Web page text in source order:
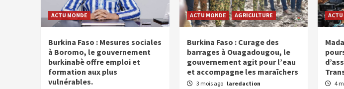
ACTU MONDE
Burkina Faso : Mesures sociales
à Boromo, le gouvernement
burkinabè offre emploi et
formation aux plus
vulnérables.
ACTU MONDE AGRICULTURE
Burkina Faso : Curage des
barrages à Ouagadougou, le
gouvernement agit pour l’eau
et accompagne les maraîchers
3 mois ago laredaction 4